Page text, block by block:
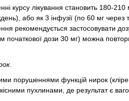
курсу лікування становить 180-
або як 3 інфузії (по 60 мг через
рекомендується застосовувати
дози 30 мг) можна
порушеннями функцій нирок
пухлинами, де результат є